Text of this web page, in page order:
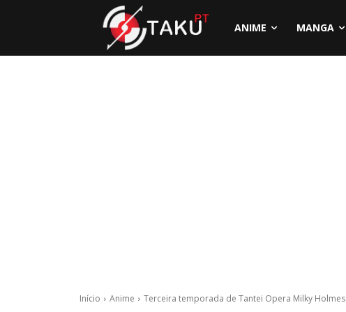
ANIME MANGA
Início Anime Terceira temporada de Tantei Opera Milky Holmes